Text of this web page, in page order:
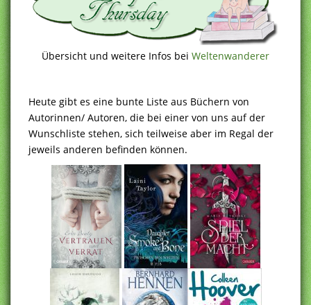
Übersicht und weitere Infos bei Weltenwanderer
Heute gibt es eine bunte Liste aus Büchern von
Autorinnen/ Autoren, die bei einer von uns auf der
Wunschliste stehen, sich teilweise aber im Regal der
jeweils anderen befinden können.